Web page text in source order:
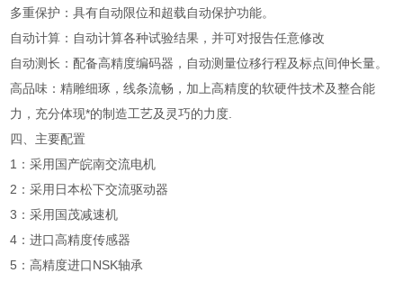
多重保护：具有自动限位和超载自动保护功能。
自动计算：自动计算各种试验结果，并可对报告任意修改
自动测长：配备高精度编码器，自动测量位移行程及标点间伸长量。
高品味：精雕细琢，线条流畅，加上高精度的软硬件技术及整合能
力，充分体现*的制造工艺及灵巧的力度.
四、 主要配置
1：采用国产皖南交流电机
2：采用日本松下交流驱动器
3：采用国茂减速机
4：进口高精度传感器
5：高精度进口NSK轴承